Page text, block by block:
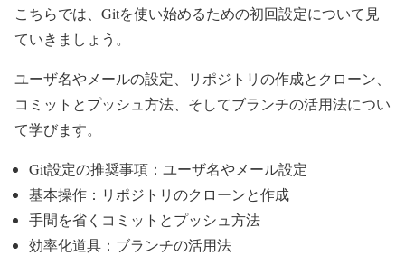
こちらでは、Gitを使い始めるための初回設定について見
ていきましょう。
ユーザ名やメールの設定、リポジトリの作成とクローン、
コミットとプッシュ方法、そしてブランチの活用法につい
て学びます。
Git設定の推奨事項：ユーザ名やメール設定
基本操作：リポジトリのクローンと作成
手間を省くコミットとプッシュ方法
効率化道具：ブランチの活用法